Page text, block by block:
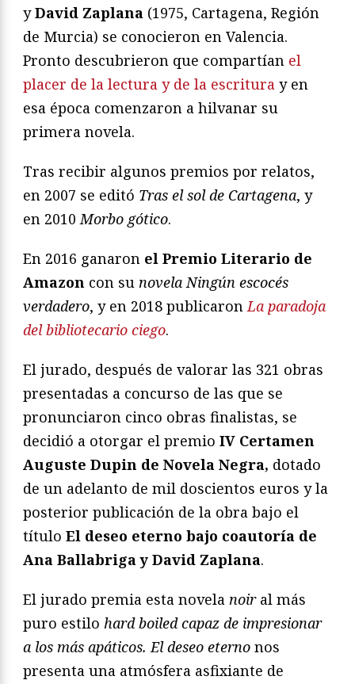
yDavid Zaplana (1975, Cartagena, Región
de Murcia) se conocieron en Valencia.
Pronto descubrieron que compartían el
placer de la lectura y de la escritura y en
esa época comenzaron a hilvanar su
primera novela.
Tras recibir algunos premios por relatos,
en 2007 se editó Tras el sol de Cartagena, y
en 2010Morbo gótico.
En 2016 ganaron el Premio Literario de
Amazon con su novela Ningún escocés
verdadero, y en 2018 publicaronLa paradoja
del bibliotecario ciego.
El jurado, después de valorar las 321 obras
presentadas a concurso de las que se
pronunciaron cinco obras finalistas, se
decidió a otorgar el premio IV Certamen
Auguste Dupin de Novela Negra, dotado
de un adelanto de mil doscientos euros y la
posterior publicación de la obra bajo el
título El deseo eterno bajo coautoría de
Ana Ballabriga y David Zaplana.
El jurado premia esta novela noiral más
puro estilo hard boiled capaz de impresionar
a los más apáticos.El deseo eterno nos
presenta una atmósfera asfixiante de